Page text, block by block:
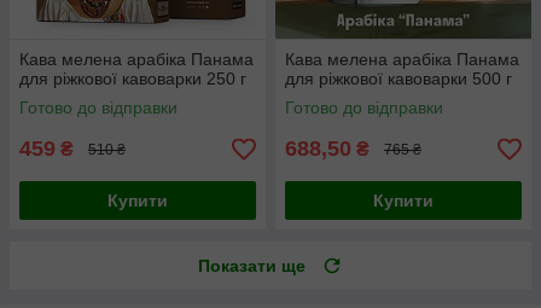
Кава мелена арабіка Панама
для ріжкової кавоварки 250 г
Готово до відправки
459 ₴ 510 ₴
Купити
Кава мелена арабіка Панама
для ріжкової кавоварки 500 г
Готово до відправки
688,50 ₴ 765 ₴
Купити
Показати ще